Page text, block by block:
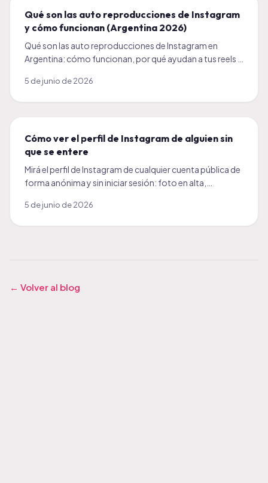
Qué son las auto reproducciones de Instagram
y cómo funcionan (Argentina 2026)
Qué son las auto reproducciones de Instagram en
Argentina: cómo funcionan, por qué ayudan a tus reels y
5 de junio de 2026
Cómo ver el perfil de Instagram de alguien sin
que se entere
Mirá el perfil de Instagram de cualquier cuenta pública de
forma anónima y sin iniciar sesión: foto en alta,
5 de junio de 2026
← Volver al blog